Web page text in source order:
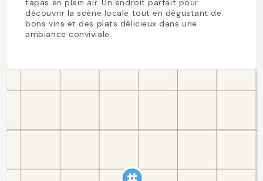
tapas en plein air. Un endroit parfait pour
découvrir la scène locale tout en dégustant de
bons vins et des plats délicieux dans une
ambiance conviviale.